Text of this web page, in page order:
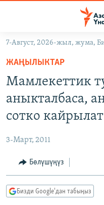
Навигацияга
өтүңүз
Издөөгө
салыңыз
МАДАНИЯТ
ТВ ПРОГРАММАЛАР
БҮГҮН АЗАТТЫКТА
ПОДКАСТ
7-Август, 2026-жыл, жума,
ЖАҢЫЛЫКТАР
Мамлекеттик
аныкталбаса,
сотко кайрылат
3-Март, 2011
Бөлүшүңүз
Бизди Google'дан табыңыз